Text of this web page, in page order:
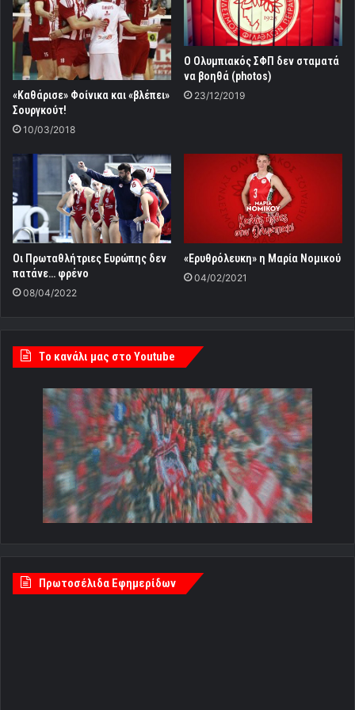
«Καθάρισε» Φοίνικα και «βλέπει»
Σουργκούτ!
10/03/2018
Ο Ολυμπιακός ΣΦΠ δεν σταματά
να βοηθά (photos)
23/12/2019
Οι Πρωταθλήτριες Ευρώπης δεν
πατάνε… φρένο
08/04/2022
«Ερυθρόλευκη» η Μαρία Νομικού
04/02/2021
Tο κανάλι μας στο Youtube
Πρωτοσέλιδα Εφημερίδων